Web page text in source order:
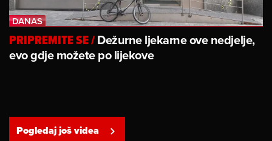
PRIPREMITE SE/Dežurne ljekarne ove nedjelje,
evo gdje možete po lijekove
Pogledaj još videa